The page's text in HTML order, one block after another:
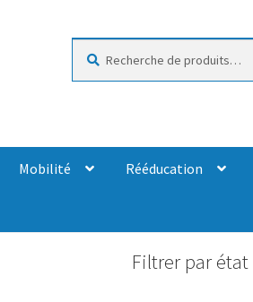
Mobilité Rééducation
Filtrer par